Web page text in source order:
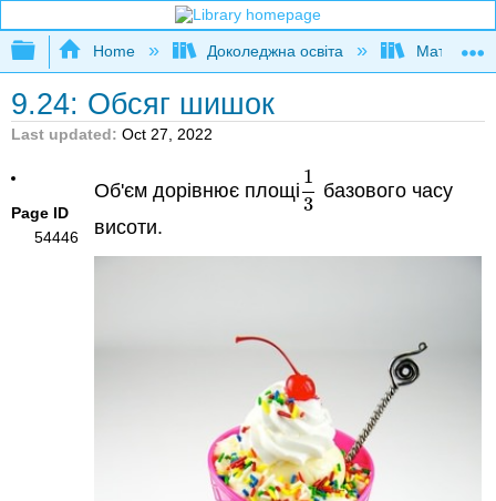
Expand/collapse global hierarchy
Home Доколеджна освіта
9.24: Обсяг шишок
Last updated Oct 27, 2022
Page ID
54446
Об'єм дорівнює площі
1
3
13 базового часу
висоти.